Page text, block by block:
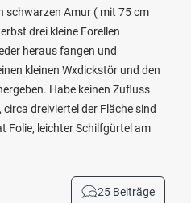
schwarzen Amur ( mit 75 cm
drei kleine Forellen
heraus fangen und
kleinen Wxdickstör und den
Habe keinen Zufluss
dreiviertel der Fläche sind
Folie, leichter Schilfgürtel am
25 Beiträge